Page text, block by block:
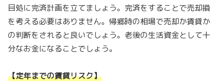
目処に完済計画を立てましょう。完済をすることで売却損
を考える必要はありません。帰郷時の相場で売却か賃貸か
の判断をされると良いでしょう。老後の生活資金として十
分なお金になることでしょう。
【定年までの賃貸リスク】